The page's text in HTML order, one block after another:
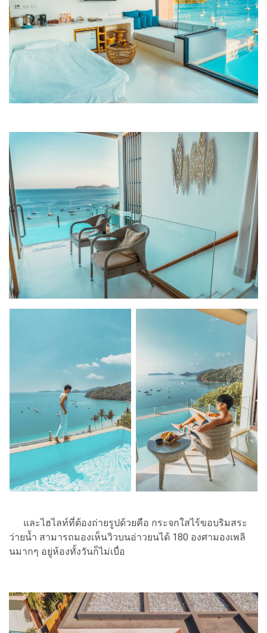
และไฮไลท์ที่ต้องถ่ายรูปด้วยคือ กระจกใสไร้ขอบริมสระ
ว่ายน้ำ สามารถมองเห็นวิวบนอ่าวยนได้ 180 องศามองเพลิ
นมากๆ อยู่ห้องทั้งวันก็ไม่เบื่อ